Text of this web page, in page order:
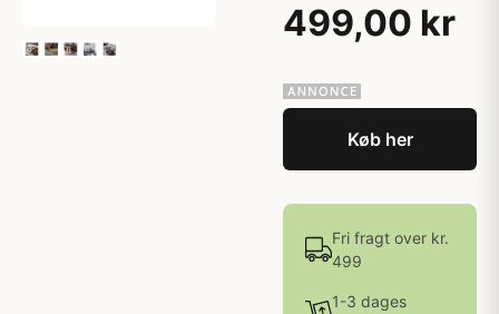
499,00 kr
Køb her
Fri fragt over kr.
499
1-3 dages